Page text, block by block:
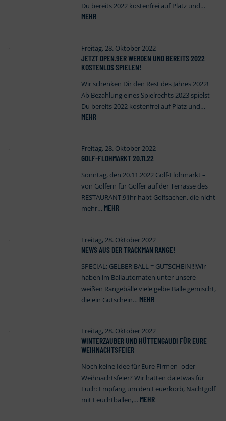
Du bereits 2022 kostenfrei auf Platz und…
MEHR
Freitag, 28. Oktober 2022
JETZT OPEN 9ER WERDEN UND BEREITS 2022
KOSTENLOS SPIELEN!
Wir schenken Dir den Rest des Jahres 2022!
Ab Bezahlung eines Spielrechts 2023 spielst
Du bereits 2022 kostenfrei auf Platz und…
MEHR
Freitag, 28. Oktober 2022
GOLF-FLOHMARKT 20.11.22
Sonntag, den 20.11.2022 Golf-Flohmarkt –
von Golfern für Golfer auf der Terrasse des
RESTAURANT.9!Ihr habt Golfsachen, die nicht
mehr… MEHR
Freitag, 28. Oktober 2022
NEWS AUS DER TRACKMAN RANGE!
SPECIAL: GELBER BALL = GUTSCHEIN!!!Wir
haben im Ballautomaten unter unsere
weißen Rangebälle viele gelbe Bälle gemischt,
die ein Gutschein… MEHR
Freitag, 28. Oktober 2022
WINTERZAUBER UND HÜTTENGAUDI FÜR EURE
WEIHNACHTSFEIER
Noch keine Idee für Eure Firmen- oder
Weihnachtsfeier? Wir hätten da etwas für
Euch: Empfang um den Feuerkorb, Nachtgolf
mit Leuchtbällen,… MEHR